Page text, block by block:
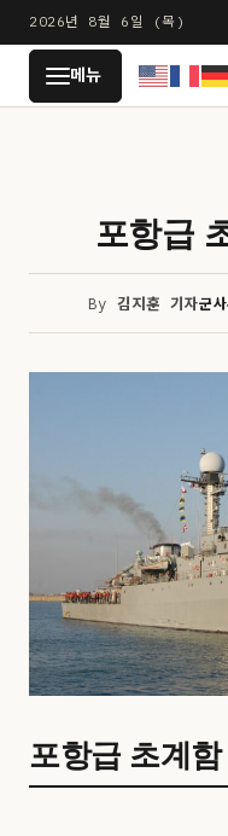
문
로
2026년 8월 6일 (목)
LUXDIGEST
메뉴
포항급
By김지훈 기자군사
포항급 초계